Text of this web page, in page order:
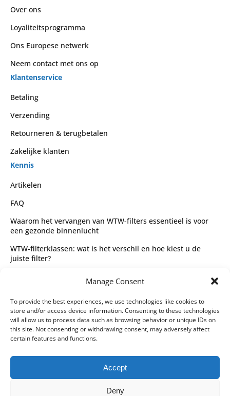
Manage Consent
To provide the best experiences, we use technologies like cookies to
store and/or access device information. Consenting to these technologies
will allow us to process data such as browsing behavior or unique IDs on
this site. Not consenting or withdrawing consent, may adversely affect
certain features and functions.
Accept
Deny
Over ons
Loyaliteitsprogramma
Ons Europese netwerk
Neem contact met ons op
Klantenservice
Betaling
Verzending
Retourneren & terugbetalen
Zakelijke klanten
Kennis
Artikelen
FAQ
Waarom het vervangen van WTW-filters essentieel is voor
een gezonde binnenlucht
WTW-filterklassen: wat is het verschil en hoe kiest u de
juiste filter?
Complete gids voor WTW-filtertypes en het kiezen van de
Wettelijk
Algemene voorwaarden
Privacybeleid
Leveringspartners
Betaalmethoden